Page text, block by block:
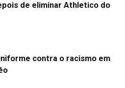
de eliminar Athletico do
contra o racismo em